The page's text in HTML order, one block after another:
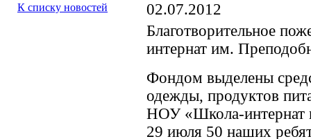
К списку новостей
02.07.2012
Благотворительное
интернат им.
Фондом выделены
одежды, продуктов
НОУ «Школа-интернат
29 июля 50 наших